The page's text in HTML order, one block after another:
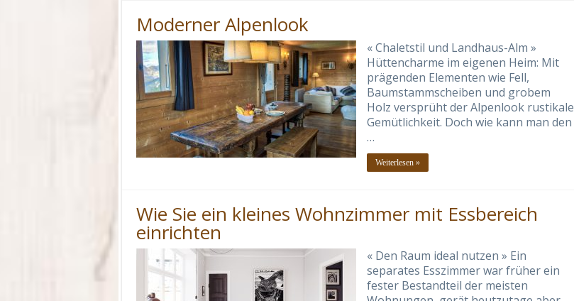
Moderner Alpenlook
« Chaletstil und Landhaus-Alm »
Hüttencharme im eigenen Heim: Mit
prägenden Elementen wie Fell,
Baumstammscheiben und grobem
Holz versprüht der Alpenlook rustikale
Gemütlichkeit. Doch wie kann man den
…
Weiterlesen »
Wie Sie ein kleines Wohnzimmer mit Essbereich
einrichten
« Den Raum ideal nutzen » Ein
separates Esszimmer war früher ein
fester Bestandteil der meisten